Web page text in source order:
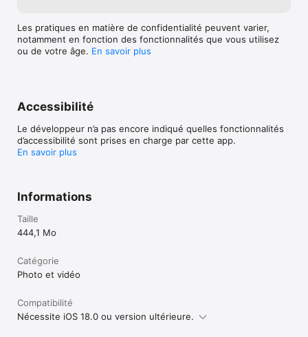
Règles de confidentialité de Google :
https://google.com/intl/fr_FR/policies/privacy
chaque compte dispose de 5 Go d'espace de stockage, avec
la possibilité d'obtenir 10 Go supplémentaires en ajoutant un
numéro de téléphone.
Les pratiques en matière de confidentialité peuvent varier,
notamment en fonction des fonctionnalités que vous utilisez
ou de votre âge. En savoir plus
Accessibilité
Le développeur n’a pas encore indiqué quelles fonctionnalités
d’accessibilité sont prises en charge par cette app.
En savoir plus
Informations
Taille
444,1 Mo
Catégorie
Photo et vidéo
Compatibilité
Nécessite iOS 18.0 ou version ultérieure.